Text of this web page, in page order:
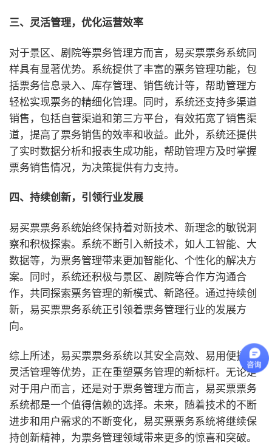
三、灵活管理，优化运营效率
对于景区、剧院等票务管理方而言，易买票票务系统同
样具有显著优势。系统提供了丰富的票务管理功能，包
括票务信息录入、库存管理、销售统计等，帮助管理方
轻松实现票务的精细化管理。同时，系统还支持多渠道
销售，包括自营渠道和第三方平台，有效拓宽了销售渠
道，提高了票务销售的效率和收益。此外，系统还提供
了实时数据分析和报表生成功能，帮助管理方及时掌握
票务销售情况，为决策提供有力支持。
四、持续创新，引领行业发展
易买票票务系统始终保持着对新技术、新理念的敏锐洞
察和积极探索。系统不断引入新技术，如人工智能、大
数据等，为票务管理带来更加智能化、个性化的解决方
案。同时，系统还积极与景区、剧院等合作方沟通合
作，共同探索票务管理的新模式、新路径。通过持续创
新，易买票票务系统正引领着票务管理行业的发展方
向。
综上所述，易买票票务系统以其安全高效、易用便捷、
灵活管理等优势，正在重塑票务管理的新标杆。无论是
对于用户而言，还是对于票务管理方而言，易买票票务
系统都是一个值得信赖的选择。未来，随着技术的不断
进步和用户需求的不断变化，易买票票务系统将继续保
持创新精神，为票务管理领域带来更多的惊喜和突破。